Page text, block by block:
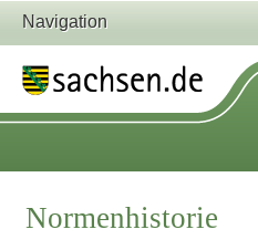
Navigation
Normenhistorie